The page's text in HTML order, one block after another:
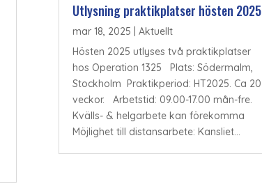
Utlysning praktikplatser hösten 2025
mar 18, 2025
Aktuellt
Hösten 2025 utlyses två praktikplatser
hos Operation 1325 Plats: Södermalm,
Stockholm Praktikperiod: HT2025. Ca 20
veckor. Arbetstid: 09.00-17.00 mån-fre.
Kvälls- & helgarbete kan förekomma
Möjlighet till distansarbete: Kansliet...